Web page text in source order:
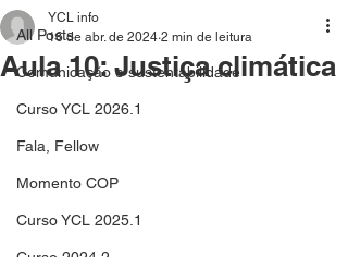
All Posts
Comunicação e sustentabilidade
Curso YCL 2026.1
Fala, Fellow
Momento COP
Curso YCL 2025.1
Aula 10: Justiça climática
YCL info
16 de abr. de 2024 2 min de leitura